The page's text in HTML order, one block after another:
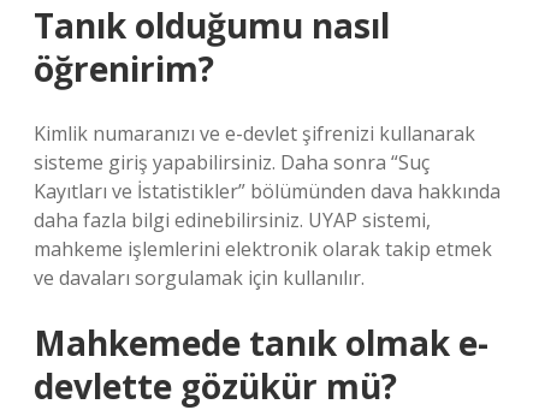
Tanık olduğumu nasıl
öğrenirim?
Kimlik numaranızı ve e-devlet şifrenizi kullanarak
sisteme giriş yapabilirsiniz. Daha sonra “Suç
Kayıtları ve İstatistikler” bölümünden dava hakkında
daha fazla bilgi edinebilirsiniz. UYAP sistemi,
mahkeme işlemlerini elektronik olarak takip etmek
ve davaları sorgulamak için kullanılır.
Mahkemede tanık olmak e-
devlette gözükür mü?